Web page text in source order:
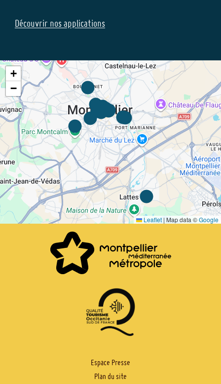
Découvrir nos applications
+
−
Leaflet | Map data ©Google
Espace Presse
Plan du site